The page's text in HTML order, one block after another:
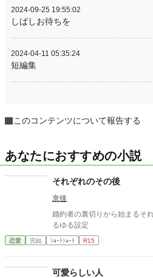
2024-09-25 19:55:02
しばしお待ちを
2024-04-11 05:35:24
短編集
このコンテンツについて報告する
あなたにおすすめの小説
それぞれのその後
京佳
婚約者の裏切りから始まるそれぞれ
るゆる設定
恋愛 完結 ｼｮｰﾄｼｮｰﾄ R15
可愛らしい人